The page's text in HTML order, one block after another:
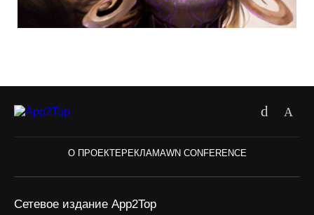
О ПРОЕКТЕРЕКЛАМАWN CONFERENCE
Сетевое издание App2Top